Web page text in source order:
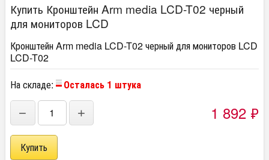
Купить Кронштейн Arm media LCD-T02 черный
для мониторов LCD
Кронштейн Arm media LCD-T02 черный для мониторов LCD
LCD-T02
На складе:
Осталась 1 штука
− + 1 892 ₽